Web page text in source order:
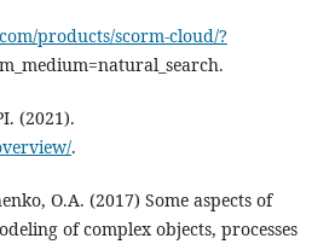
products/scorm-cloud/?
(2021).
.
O.A. (2017) Some aspects of
of complex objects, processes